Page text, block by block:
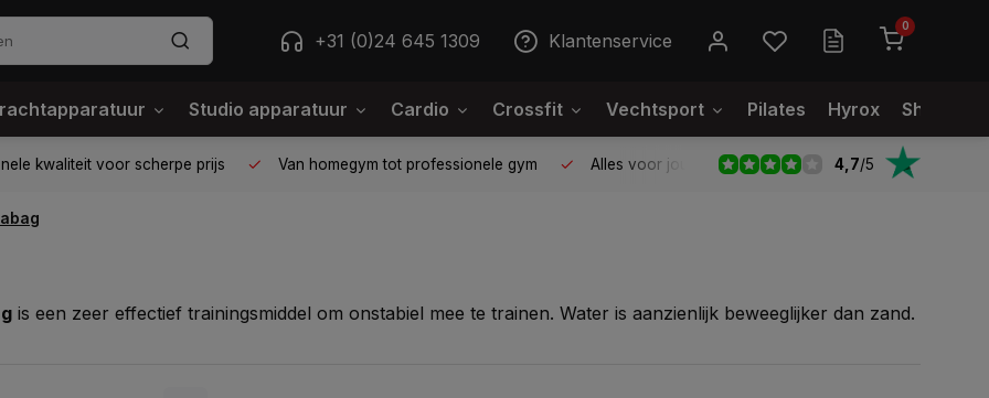
+31 (0)24 645 1309 Klantenservice
0
Studio apparatuur Cardio Crossfit Vechtsport Pilates Hyrox
kwaliteit voor scherpe prijs Van homegym tot professionele gym Alles voor jouw gym op één plek Voor 95%
4,7/5
is een zeer effectief trainingsmiddel om onstabiel mee te trainen. Water is aanzienlijk beweeglijker dan zand.